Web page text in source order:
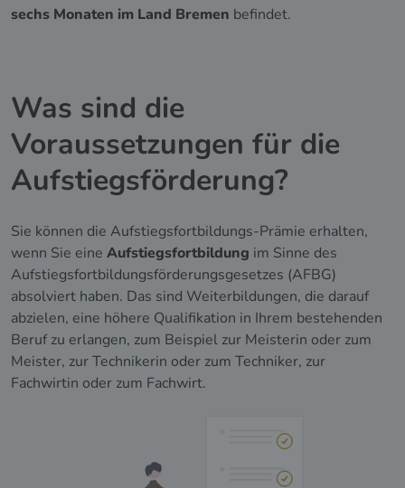
sechs Monaten im Land Bremen befindet.
Was sind die
Voraussetzungen für die
Aufstiegsförderung?
Sie können die Aufstiegsfortbildungs-Prämie erhalten,
wenn Sie eine Aufstiegsfortbildung im Sinne des
Aufstiegsfortbildungsförderungsgesetzes (AFBG)
absolviert haben. Das sind Weiterbildungen, die darauf
abzielen, eine höhere Qualifikation in Ihrem bestehenden
Beruf zu erlangen, zum Beispiel zur Meisterin oder zum
Meister, zur Technikerin oder zum Techniker, zur
Fachwirtin oder zum Fachwirt.